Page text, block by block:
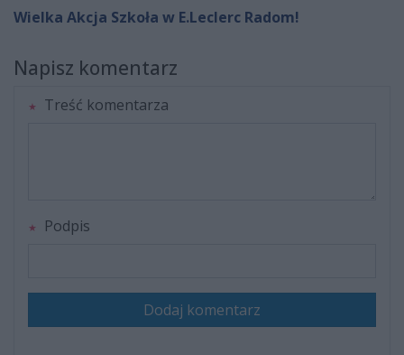
Wielka Akcja Szkoła w E.Leclerc Radom!
Napisz komentarz
Treść komentarza
Podpis
Dodaj komentarz